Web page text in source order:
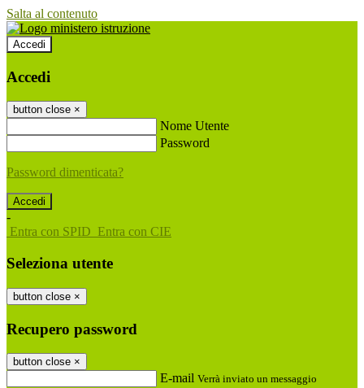
Salta al contenuto
Accedi
Accedi
button close ×
Nome Utente
Password
Password dimenticata?
-
Entra con SPID Entra con CIE
Seleziona utente
button close ×
Recupero password
button close ×
E-mail Verrà inviato un messaggio